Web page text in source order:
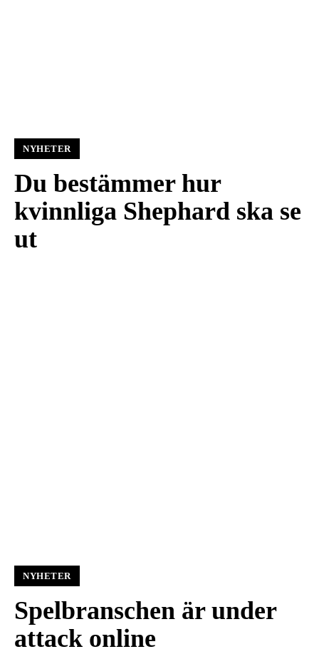
NYHETER
Du bestämmer hur
kvinnliga Shephard ska se
ut
NYHETER
Spelbranschen är under
attack online